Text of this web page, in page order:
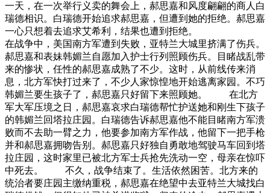
一天，在一次举行义卖的舞会上，郝思嘉和风度翩翩的商人白
瑞德相识。白瑞德开始追求郝思嘉，但遭到她的拒绝。郝思嘉
一心只想着去追求艾希利，结果也遭到拒绝。
在战争中，美国南方军遭到失败，亚特兰大城里挤满了伤兵。
郝思嘉和表妹韩媚兰自愿加入护士行列照顾伤兵。目睹战乱带
来的惨状，任性的郝思嘉成熟了不少。这时，从前线传来消
息，北方军快打过来了，不少人家惊惶地开始逃离家园。不巧
韩媚兰要生孩子了，郝思嘉只好留下来照顾她。 在北方
军大军压境之日，郝思嘉哀求白瑞德帮忙护送她和刚生下孩子
的韩媚兰回塔拉庄园。白瑞德告诉郝思嘉他不能目睹南方军溃
败而不去助一臂之力，他要参加南方军作战，他留下一把手枪
并和郝思嘉拥吻告别。郝思嘉只好独自勇敢地驾驶马车回到塔
拉庄园，这时家里已被北方军士兵抢先洗动一空，母亲在惊吓
中死去。 不久，战争结束了。生活依然困苦。北方来的
统治者要庄园主缴纳重税，郝思嘉在绝望中去亚特兰大城找白